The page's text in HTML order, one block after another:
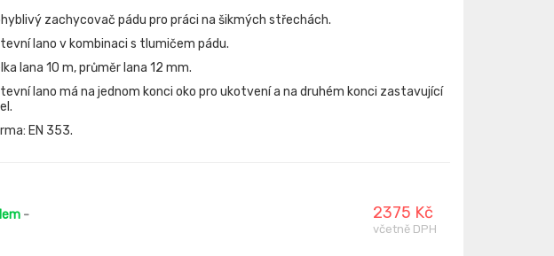
zachycovač pádu pro práci na šikmých střechách.
lano v kombinaci s tlumičem pádu.
lana 10 m, průměr lana 12 mm.
lano má na jednom konci oko pro ukotvení a na druhém konci zastavující
EN 353.
- 2375 Kč
včetně DPH